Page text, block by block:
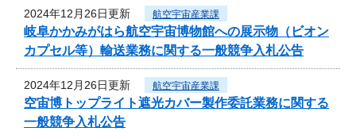
2024年12月26日更新 航空宇宙産業課
岐阜かかみがはら航空宇宙博物館への展示物（ビオン
カプセル等）輸送業務に関する一般競争入札公告
2024年12月26日更新 航空宇宙産業課
空宙博トップライト遮光カバー製作委託業務に関する
一般競争入札公告